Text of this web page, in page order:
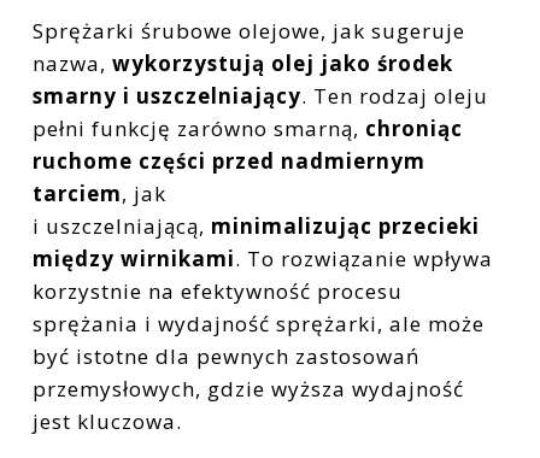
Sprężarki śrubowe olejowe, jak sugeruje
nazwa, wykorzystują olej jako środek
smarny i uszczelniający. Ten rodzaj oleju
pełni funkcję zarówno smarną, chroniąc
ruchome części przed nadmiernym
tarciem, jak
i uszczelniającą, minimalizując przecieki
między wirnikami. To rozwiązanie wpływa
korzystnie na efektywność procesu
sprężania i wydajność sprężarki, ale może
być istotne dla pewnych zastosowań
przemysłowych, gdzie wyższa wydajność
jest kluczowa.